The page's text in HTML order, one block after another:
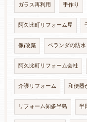
ガラス再利用 手作り
阿久比町リフォーム屋
像j改築 ベランダの防水
阿久比町リフォーム会社
介護リフォーム 和便器
リフォーム知多半島 半